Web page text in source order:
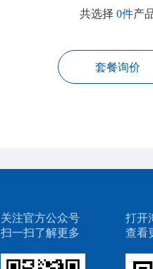
共选择 0件产
套餐询价
关注官方公众号
扫一扫了解更多
打开
查看